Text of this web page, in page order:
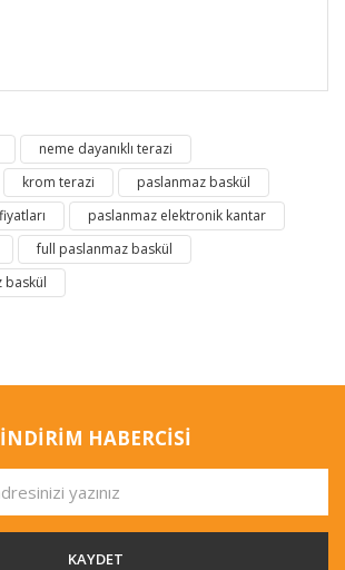
neme dayanıklı terazi
krom terazi
paslanmaz baskül
paslanmaz elektronik kantar
full paslanmaz baskül
baskül
İNDİRİM HABERCİSİ
KAYDET